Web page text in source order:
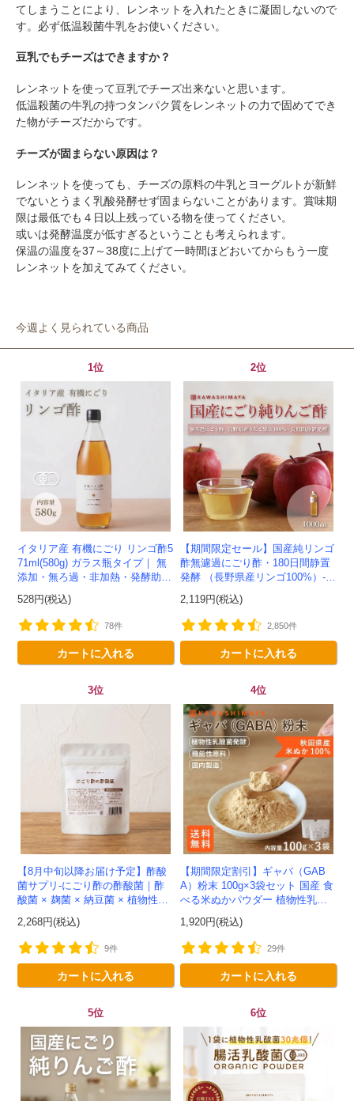
てしまうことにより、レンネットを入れたときに凝固しないので
す。必ず低温殺菌牛乳をお使いください。
豆乳でもチーズはできますか？
レンネットを使って豆乳でチーズ出来ないと思います。
低温殺菌の牛乳の持つタンパク質をレンネットの力で固めてでき
た物がチーズだからです。
チーズが固まらない原因は？
レンネットを使っても、チーズの原料の牛乳とヨーグルトが新鮮
でないとうまく乳酸発酵せず固まらないことがあります。賞味期
限は最低でも４日以上残っている物を使ってください。
或いは発酵温度が低すぎるということも考えられます。
保温の温度を37～38度に上げて一時間ほどおいてからもう一度
レンネットを加えてみてください。
今週よく見られている商品
1位
イタリア産 有機にごり リンゴ酢5
71ml(580g) ガラス瓶タイプ｜ 無
添加・無ろ過・非加熱・発酵助剤
不使用のアップルサイダービネガ
ー -かわしま屋-
528円(税込)
78件
カートに入れる
2位
【期間限定セール】国産純リンゴ
酢無濾過にごり酢・180日間静置
発酵 （長野県産リンゴ100%）-1
000ml-かわしま屋-
2,119円(税込)
2,850件
カートに入れる
3位
【8月中旬以降お届け予定】酢酸
菌サプリ-にごり酢の酢酸菌｜酢
酸菌 × 麹菌 × 納豆菌 × 植物性乳
酸菌20兆個を一粒に凝縮-かわし
ま屋-モニター追加20...
2,268円(税込)
9件
カートに入れる
4位
【期間限定割引】ギャバ（GAB
A）粉末 100g×3袋セット 国産 食
べる米ぬかパウダー 植物性乳酸
菌発酵 -かわしま屋- 【送料無
料】*メール便での発送...
1,920円(税込)
29件
カートに入れる
5位 6位